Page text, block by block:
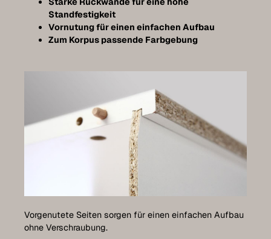
Standfestigkeit
Vornutung für einen einfachen Aufbau
Zum Korpus passende Farbgebung
Vorgenutete Seiten sorgen für einen einfachen Aufbau
ohne Verschraubung.